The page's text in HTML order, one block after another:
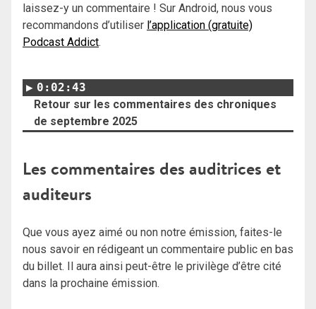
laissez-y un commentaire ! Sur Android, nous vous
recommandons d’utiliser l’application (gratuite)
Podcast Addict.
0:02:43
Retour sur les commentaires des chroniques
de septembre 2025
Les commentaires des auditrices et
auditeurs
Que vous ayez aimé ou non notre émission, faites-le
nous savoir en rédigeant un commentaire public en bas
du billet. Il aura ainsi peut-être le privilège d’être cité
dans la prochaine émission.